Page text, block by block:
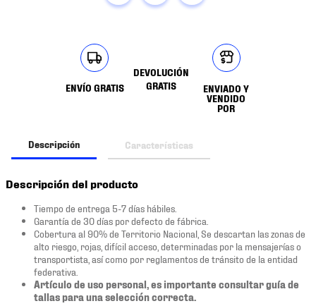
ENVÍO GRATIS
DEVOLUCIÓN
GRATIS
ENVIADO Y
VENDIDO
POR
Descripción Características
Descripción del producto
Tiempo de entrega 5-7 días hábiles.
Garantía de 30 días por defecto de fábrica.
Cobertura al 90% de Territorio Nacional, Se descartan las zonas de
alto riesgo, rojas, difícil acceso, determinadas por la mensajerías o
transportista, así como por reglamentos de tránsito de la entidad
federativa.
Artículo de uso personal, es importante consultar guía de
tallas para una selección correcta.